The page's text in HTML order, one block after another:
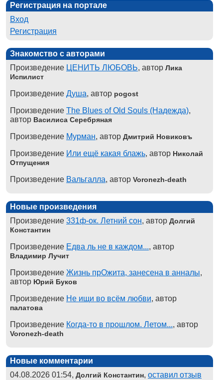
Регистрация на портале
Вход
Регистрация
Знакомство с авторами
Произведение ЦЕНИТЬ ЛЮБОВЬ, автор Лика
Испилист
Произведение Душа, автор pogost
Произведение The Blues of Old Souls (Надежда),
автор Василиса Серебряная
Произведение Мурман, автор Дмитрий Новиковъ
Произведение Или ещё какая блажь, автор Николай
Отпущения
Произведение Вальгалла, автор Voronezh-death
Новые произведения
Произведение 331ф-ок. Летний сон, автор Долгий
Константин
Произведение Едва ль не в каждом..., автор
Владимир Лучит
Произведение Жизнь прОжита, занесена в анналы,
автор Юрий Буков
Произведение Не ищи во всём любви, автор
палатова
Произведение Когда-то в прошлом. Летом..., автор
Voronezh-death
Новые комментарии
04.08.2026 01:54, Долгий Константин, оставил отзыв